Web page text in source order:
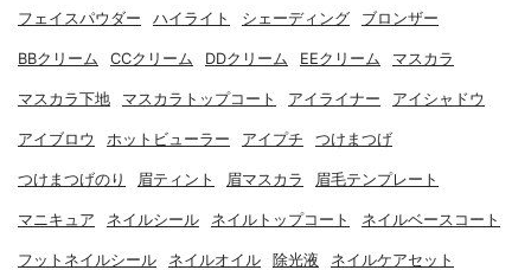
フェイスパウダー ハイライト シェーディング ブロンザー
BBクリーム CCクリーム DDクリーム EEクリーム マスカラ
マスカラ下地 マスカラトップコート アイライナー アイシャドウ
アイブロウ ホットビューラー アイプチ つけまつげ
つけまつげのり 眉ティント 眉マスカラ 眉毛テンプレート
マニキュア ネイルシール ネイルトップコート ネイルベースコート
フットネイルシール ネイルオイル 除光液 ネイルケアセット